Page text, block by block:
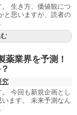
生き方、価値観につ
と思いますが、読者の
薬業界を予測！
究
今回も新規企画とし
ます。 未来予測なん